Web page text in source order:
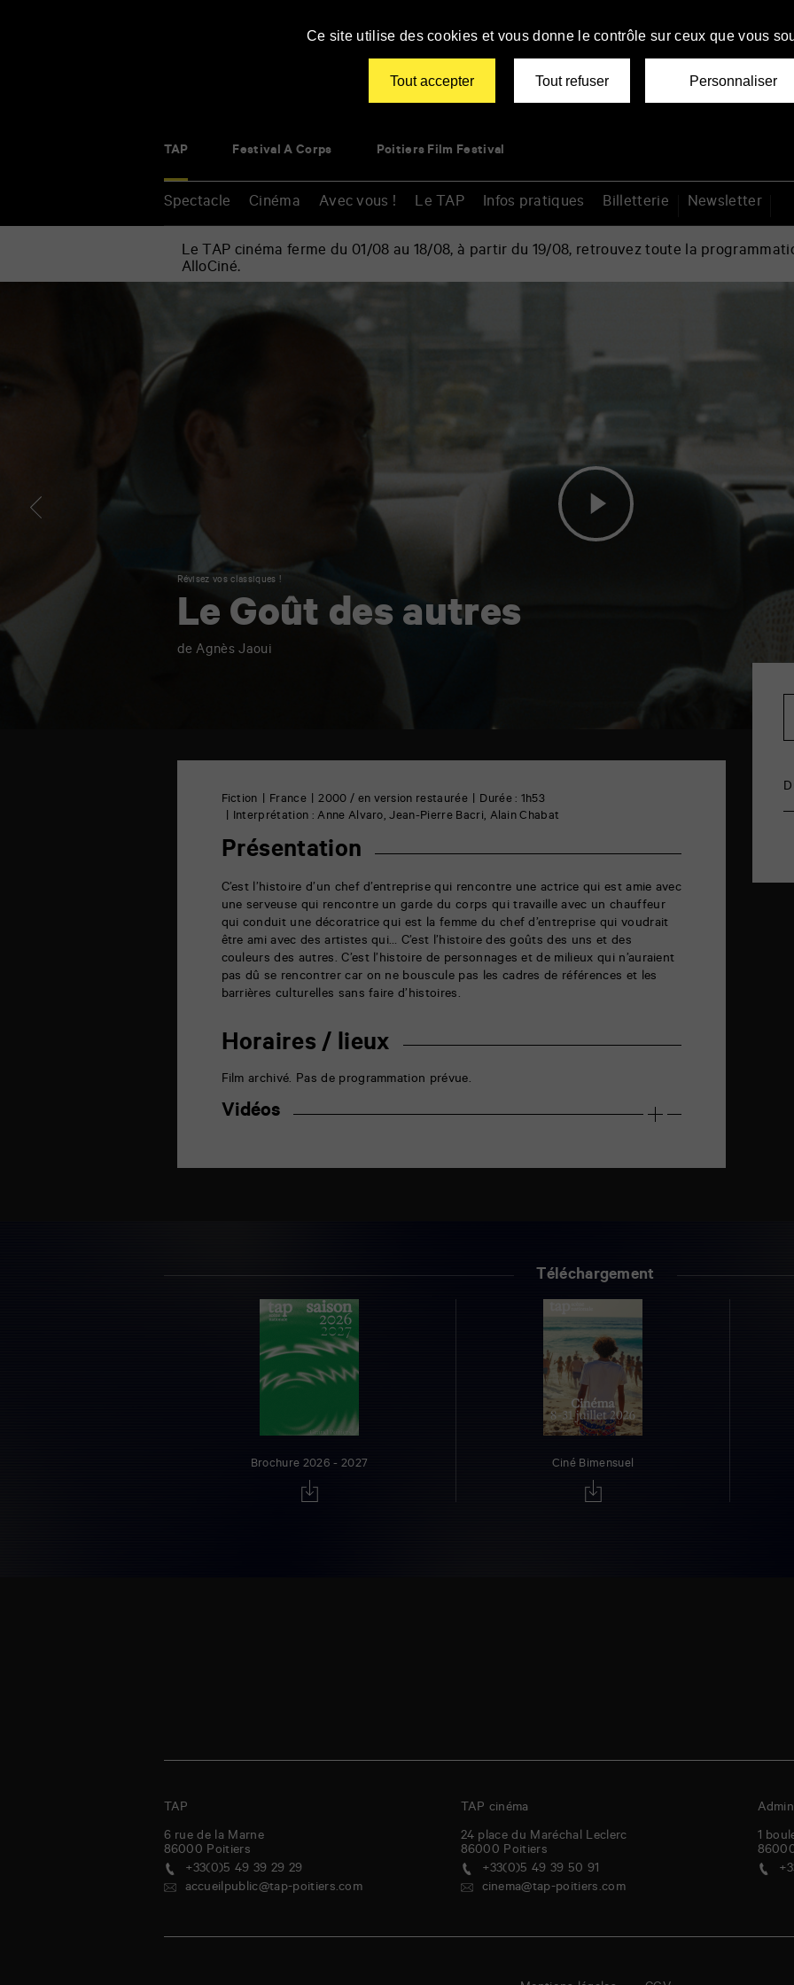
TAP Festival À Corps Poitiers Film Festival
Spectacle Cinéma Avec vous ! Le TAP Infos pratiques Billetterie Newsletter
Le TAP cinéma ferme du 01/08 au 18/08, à partir du 19/08, retrouvez toute la
AlloCiné.
Renseigner
mots
clés
Révisez vos classiques !
Le Goût des autres
de Agnès Jaoui
Fiction France 2000 / en version restaurée
Durée : 1h53
Interprétation : Anne Alvaro, Jean-Pierre Bacri, Alain Chabat
Présentation
C’est l’histoire d’un chef d’entreprise qui rencontre une actrice qui est amie avec
une serveuse qui rencontre un garde du corps qui travaille avec un chauffeur
qui conduit une décoratrice qui est la femme du chef d’entreprise qui voudrait
être ami avec des artistes qui… C’est l’histoire des goûts des uns et des
couleurs des autres. C’est l’histoire de personnages et de milieux qui n’auraient
pas dû se rencontrer car on ne bouscule pas les cadres de références et les
barrières culturelles sans faire d’histoires.
Horaires / lieux
Film archivé. Pas de programmation prévue.
Vidéos
Téléchargement
Brochure 2026 - 2027 Ciné Bimensuel
TAP
6 rue de la Marne
86000 Poitiers
+33(0)5 49 39 29 29
accueilpublic@tap-poitiers.com
TAP cinéma
24 place du Maréchal Leclerc
86000 Poitiers
+33(0)5 49 39 50 91
cinema@tap-poitiers.com
1
Ce site utilise des cookies et vous donne le contrôle sur ceux que vous
Tout accepter Tout refuser Personnaliser